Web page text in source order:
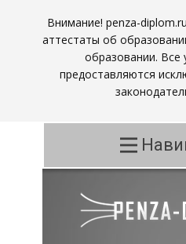
Внимание! penza-
аттестаты об
образовании. Все
предоставляются